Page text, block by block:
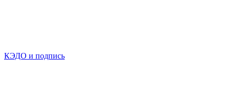
КЭДО и подпись